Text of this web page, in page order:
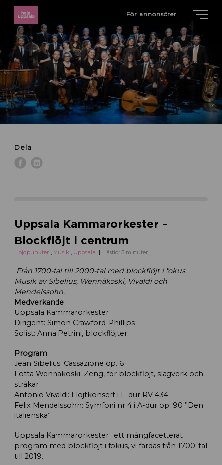
För annonsörer
Dela
Uppsala Kammarorkester –
Blockflöjt i centrum
Höjdpunkter , Musik , Uppsala Lästid: 3 minuter
Från 1700-tal till 2000-tal med blockflöjt i fokus.
Musik av Sibelius, Wennäkoski, Vivaldi och
Mendelssohn.
Medverkande
Uppsala Kammarorkester
Dirigent: Simon Crawford-Phillips
Solist: Anna Petrini, blockflöjter
Program
Jean Sibelius: Cassazione op. 6
Lotta Wennäkoski: Zeng, för blockflöjt, slagverk och
stråkar
Antonio Vivaldi: Flöjtkonsert i F-dur RV 434
Felix Mendelssohn: Symfoni nr 4 i A-dur op. 90 ”Den
italienska”
Uppsala Kammarorkester i ett mångfacetterat
program med blockflöjt i fokus, vi färdas från 1700-tal
till 2019.